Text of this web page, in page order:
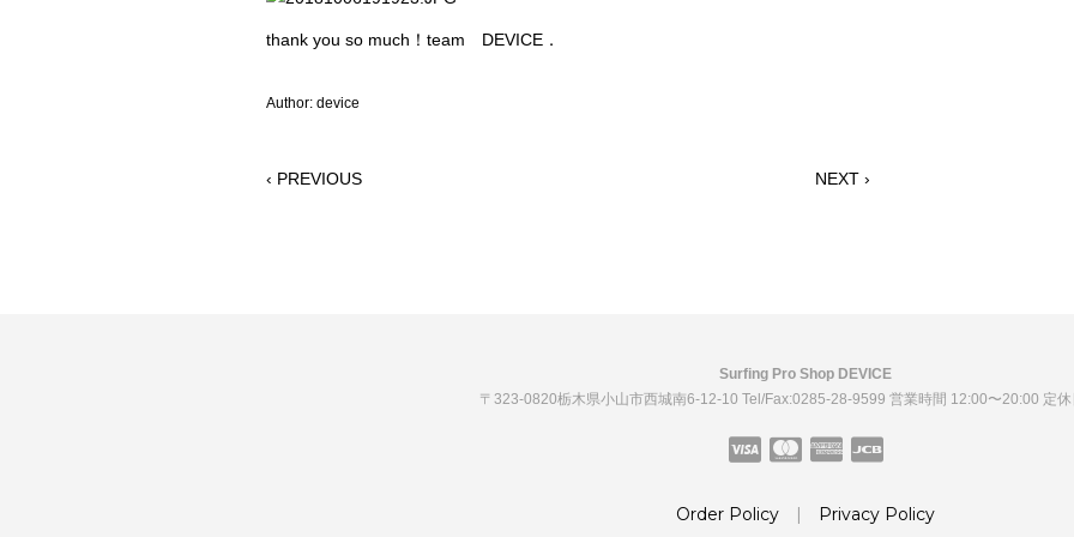
thank you so much！team DEVICE．
Author: device
‹ PREVIOUS NEXT ›
Surfing Pro Shop DEVICE
〒323-0820栃木県小山市西城南6-12-10 Tel/Fax:0285-28-9599 営業時間 12:00〜20:00 定休
Order Policy | Privacy Policy